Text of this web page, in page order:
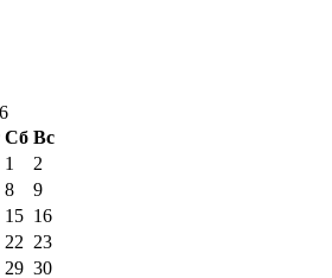
Сб Вс
1
2
8
9
15 16
22 23
29 30